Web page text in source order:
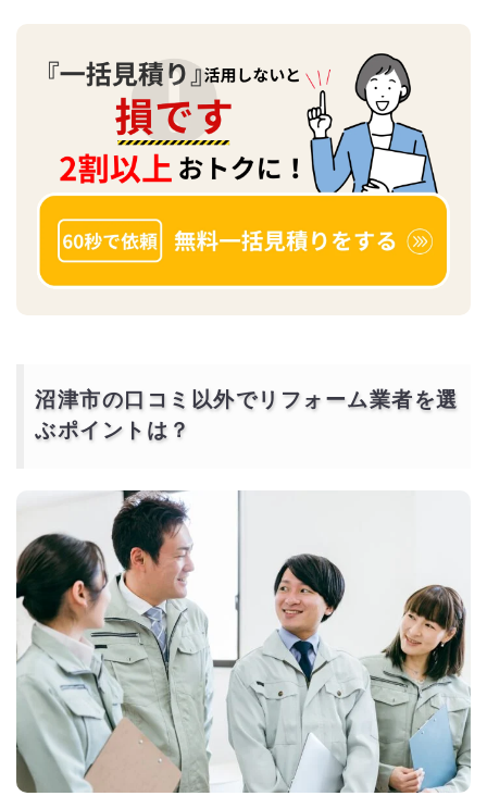
沼津市の口コミ以外でリフォーム業者を選
ぶポイントは？